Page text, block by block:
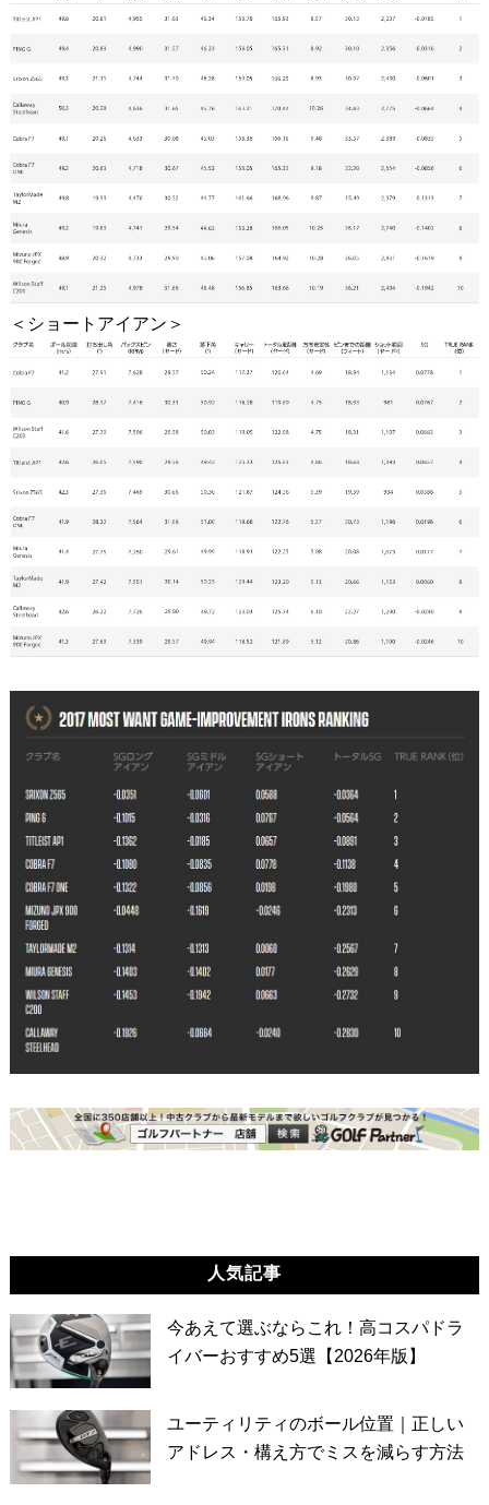
＜ショートアイアン＞
人気記事
今あえて選ぶならこれ！高コスパドラ
イバーおすすめ5選【2026年版】
ユーティリティのボール位置｜正しい
アドレス・構え方でミスを減らす方法